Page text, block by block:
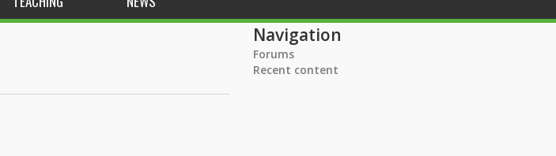
Navigation
Forums
Recent content